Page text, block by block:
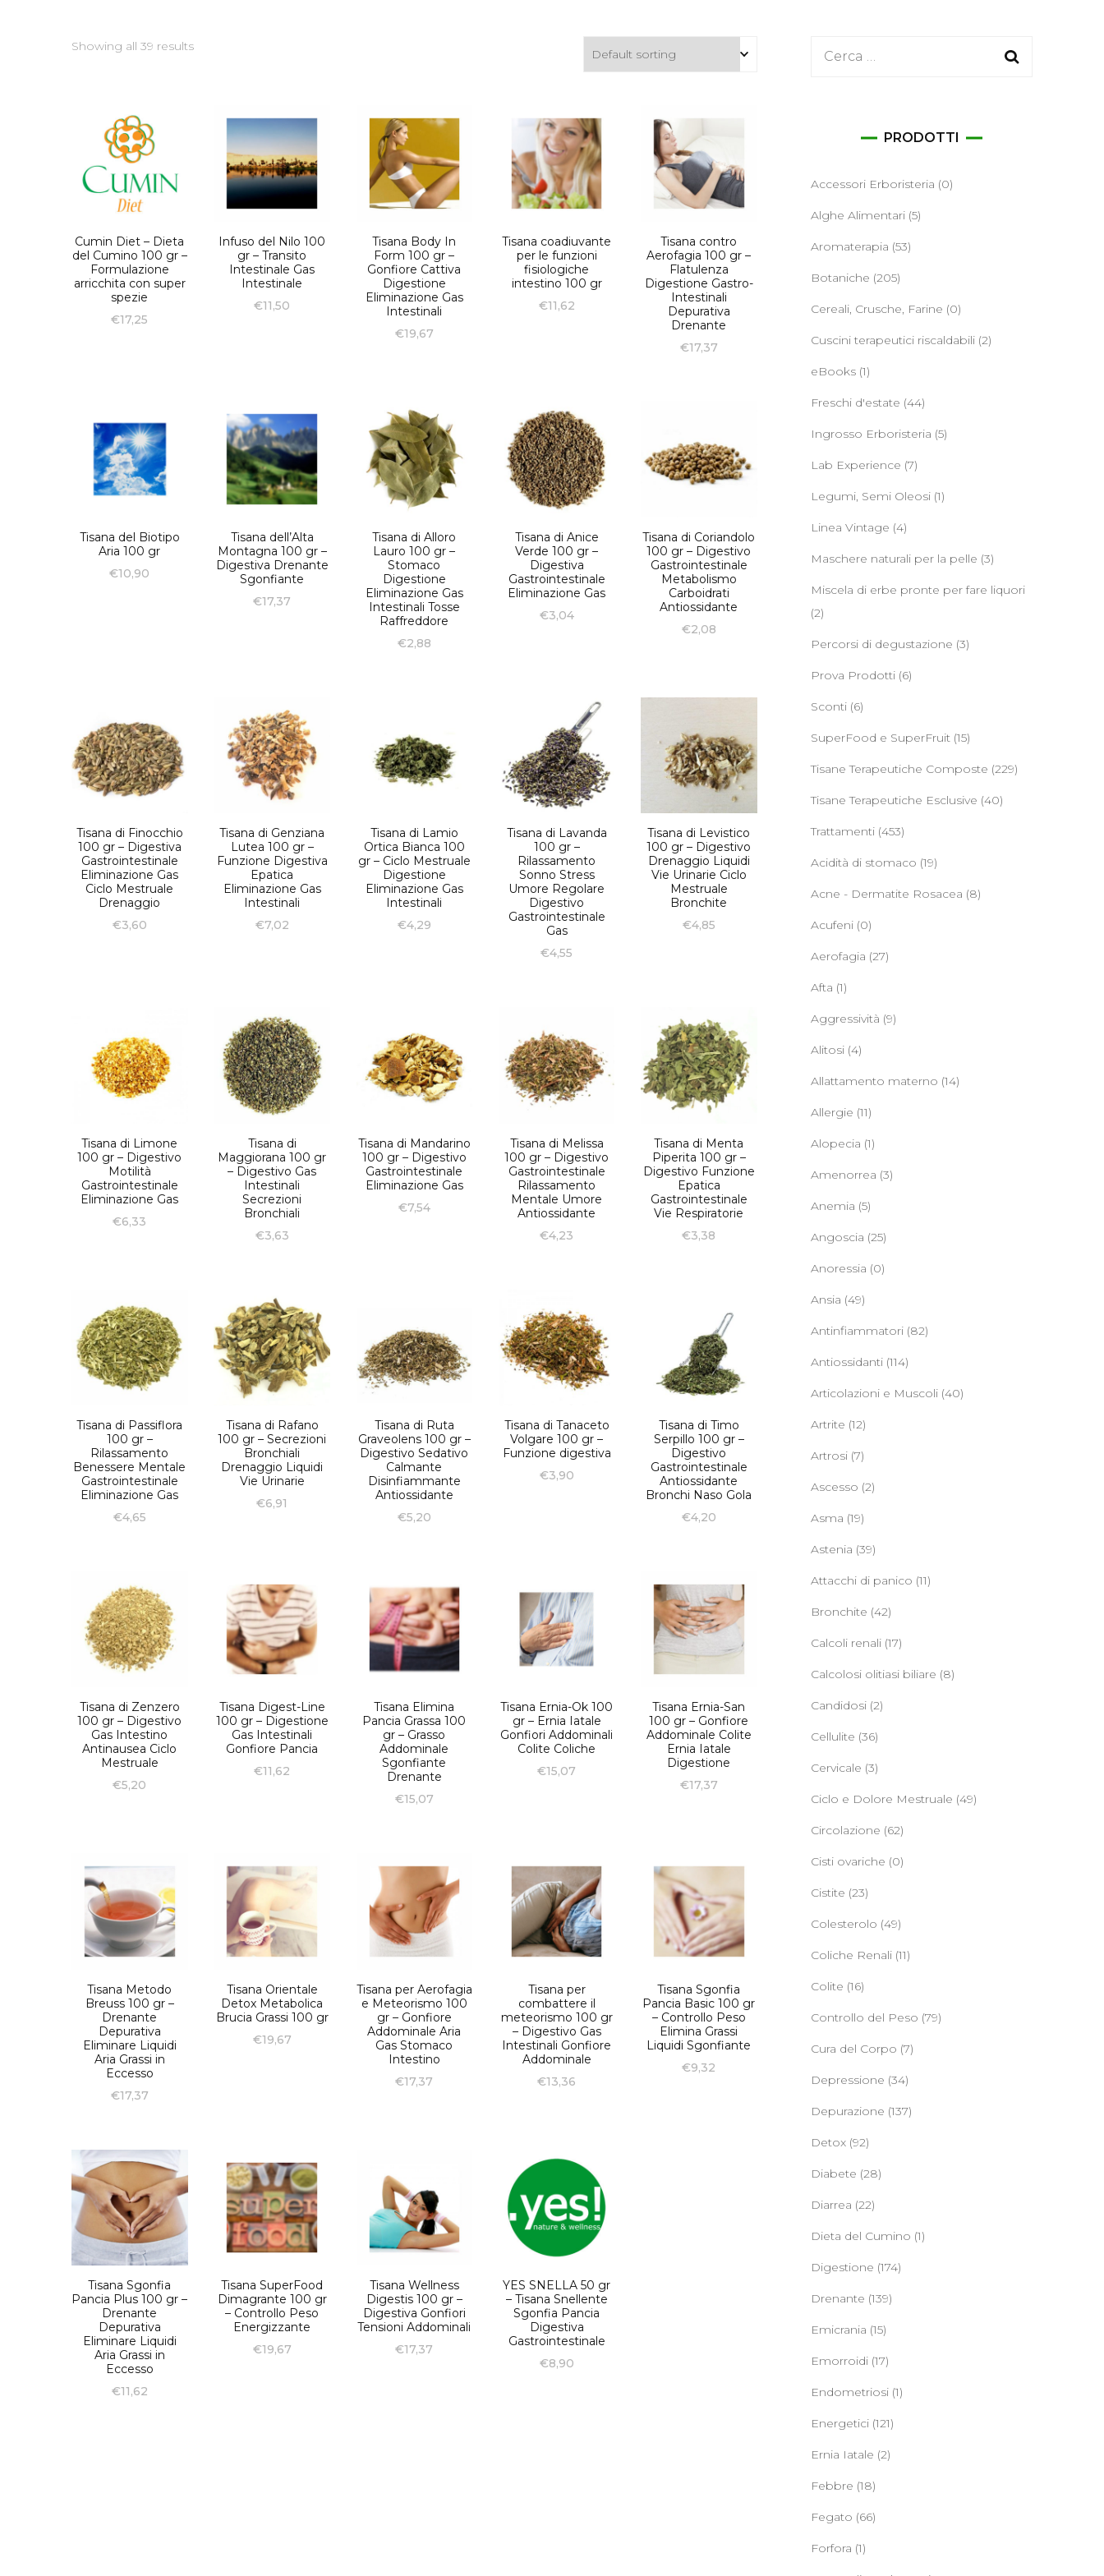
Showing all 39 results
Cumin Diet – Dieta
del Cumino 100 gr –
Formulazione
arricchita con super
spezie
€17,25
Infuso del Nilo 100
gr – Transito
Intestinale Gas
Intestinale
€11,50
Tisana Body In
Form 100 gr –
Gonfiore Cattiva
Digestione
Eliminazione Gas
Intestinali
€19,67
Tisana coadiuvante
per le funzioni
fisiologiche
intestino 100 gr
€11,62
Tisana contro
Aerofagia 100 gr –
Flatulenza
Digestione Gastro-
Intestinali
Depurativa
Drenante
€17,37
Tisana del Biotipo
Aria 100 gr
€10,90
Tisana dell’Alta
Montagna 100 gr –
Digestiva Drenante
Sgonfiante
€17,37
Tisana di Alloro
Lauro 100 gr –
Stomaco
Digestione
Eliminazione Gas
Intestinali Tosse
Raffreddore
€2,88
Tisana di Anice
Verde 100 gr –
Digestiva
Gastrointestinale
Eliminazione Gas
€3,04
Tisana di Coriandolo
100 gr – Digestivo
Gastrointestinale
Metabolismo
Carboidrati
Antiossidante
€2,08
Tisana di Finocchio
100 gr – Digestiva
Gastrointestinale
Eliminazione Gas
Ciclo Mestruale
Drenaggio
€3,60
Tisana di Genziana
Lutea 100 gr –
Funzione Digestiva
Epatica
Eliminazione Gas
Intestinali
€7,02
Tisana di Lamio
Ortica Bianca 100
gr – Ciclo Mestruale
Digestione
Eliminazione Gas
Intestinali
€4,29
Tisana di Lavanda
100 gr –
Rilassamento
Sonno Stress
Umore Regolare
Digestivo
Gastrointestinale
Gas
€4,55
Tisana di Levistico
100 gr – Digestivo
Drenaggio Liquidi
Vie Urinarie Ciclo
Mestruale
Bronchite
€4,85
Tisana di Limone
100 gr – Digestivo
Motilità
Gastrointestinale
Eliminazione Gas
€6,33
Tisana di
Maggiorana 100 gr
– Digestivo Gas
Intestinali
Secrezioni
Bronchiali
€3,63
Tisana di Mandarino
100 gr – Digestivo
Gastrointestinale
Eliminazione Gas
€7,54
Tisana di Melissa
100 gr – Digestivo
Gastrointestinale
Rilassamento
Mentale Umore
Antiossidante
€4,23
Tisana di Menta
Piperita 100 gr –
Digestivo Funzione
Epatica
Gastrointestinale
Vie Respiratorie
€3,38
Tisana di Passiflora
100 gr –
Rilassamento
Benessere Mentale
Gastrointestinale
Eliminazione Gas
€4,65
Tisana di Rafano
100 gr – Secrezioni
Bronchiali
Drenaggio Liquidi
Vie Urinarie
€6,91
Tisana di Ruta
Graveolens 100 gr –
Digestivo Sedativo
Calmante
Disinfiammante
Antiossidante
€5,20
Tisana di Tanaceto
Volgare 100 gr –
Funzione digestiva
€3,90
Tisana di Timo
Serpillo 100 gr –
Digestivo
Gastrointestinale
Antiossidante
Bronchi Naso Gola
€4,20
Tisana di Zenzero
100 gr – Digestivo
Gas Intestino
Antinausea Ciclo
Mestruale
€5,20
Tisana Digest-Line
100 gr – Digestione
Gas Intestinali
Gonfiore Pancia
€11,62
Tisana Elimina
Pancia Grassa 100
gr – Grasso
Addominale
Sgonfiante
Drenante
€15,07
Tisana Ernia-Ok 100
gr – Ernia Iatale
Gonfiori Addominali
Colite Coliche
€15,07
Tisana Ernia-San
100 gr – Gonfiore
Addominale Colite
Ernia Iatale
Digestione
€17,37
Tisana Metodo
Breuss 100 gr –
Drenante
Depurativa
Eliminare Liquidi
Aria Grassi in
Eccesso
€17,37
Tisana Orientale
Detox Metabolica
Brucia Grassi 100 gr
€19,67
Tisana per Aerofagia
e Meteorismo 100
gr – Gonfiore
Addominale Aria
Gas Stomaco
Intestino
€17,37
Tisana per
combattere il
meteorismo 100 gr
– Digestivo Gas
Intestinali Gonfiore
Addominale
€13,36
Tisana Sgonfia
Pancia Basic 100 gr
– Controllo Peso
Elimina Grassi
Liquidi Sgonfiante
€9,32
Tisana Sgonfia
Pancia Plus 100 gr –
Drenante
Depurativa
Eliminare Liquidi
Aria Grassi in
Eccesso
€11,62
Tisana SuperFood
Dimagrante 100 gr
– Controllo Peso
Energizzante
€19,67
Tisana Wellness
Digestis 100 gr –
Digestiva Gonfiori
Tensioni Addominali
€17,37
YES SNELLA 50 gr
– Tisana Snellente
Sgonfia Pancia
Digestiva
Gastrointestinale
€8,90
Ricerca
PRODOTTI
Accessori Erboristeria (0)
Alghe Alimentari (5)
Aromaterapia (53)
Botaniche (205)
Cereali, Crusche, Farine (0)
Cuscini terapeutici riscaldabili (2)
eBooks (1)
Freschi d'estate (44)
Ingrosso Erboristeria (5)
Lab Experience (7)
Legumi, Semi Oleosi (1)
Linea Vintage (4)
Maschere naturali per la pelle (3)
Miscela di erbe pronte per fare liquori
(2)
Percorsi di degustazione (3)
Prova Prodotti (6)
Sconti (6)
SuperFood e SuperFruit (15)
Tisane Terapeutiche Composte (229)
Tisane Terapeutiche Esclusive (40)
Trattamenti (453)
Acidità di stomaco (19)
Acne - Dermatite Rosacea (8)
Acufeni (0)
Aerofagia (27)
Afta (1)
Aggressività (9)
Alitosi (4)
Allattamento materno (14)
Allergie (11)
Alopecia (1)
Amenorrea (3)
Anemia (5)
Angoscia (25)
Anoressia (0)
Ansia (49)
Antinfiammatori (82)
Antiossidanti (114)
Articolazioni e Muscoli (40)
Artrite (12)
Artrosi (7)
Ascesso (2)
Asma (19)
Astenia (39)
Attacchi di panico (11)
Bronchite (42)
Calcoli renali (17)
Calcolosi olitiasi biliare (8)
Candidosi (2)
Cellulite (36)
Cervicale (3)
Ciclo e Dolore Mestruale (49)
Circolazione (62)
Cisti ovariche (0)
Cistite (23)
Colesterolo (49)
Coliche Renali (11)
Colite (16)
Controllo del Peso (79)
Cura del Corpo (7)
Depressione (34)
Depurazione (137)
Detox (92)
Diabete (28)
Diarrea (22)
Dieta del Cumino (1)
Digestione (174)
Drenante (139)
Emicrania (15)
Emorroidi (17)
Endometriosi (1)
Energetici (121)
Ernia Iatale (2)
Febbre (18)
Fegato (66)
Forfora (1)